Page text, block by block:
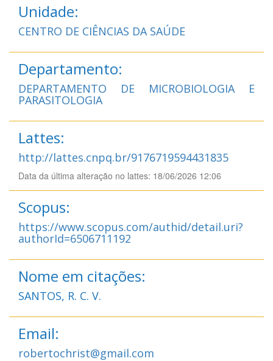
Unidade:
CENTRO DE CIÊNCIAS DA SAÚDE
Departamento:
DEPARTAMENTO DE MICROBIOLOGIA E
PARASITOLOGIA
Lattes:
http://lattes.cnpq.br/9176719594431835
Data da última alteração no lattes: 18/06/2026 12:06
Scopus:
https://www.scopus.com/authid/detail.uri?
authorId=6506711192
Nome em citações:
SANTOS, R. C. V.
Email:
robertochrist@gmail.com